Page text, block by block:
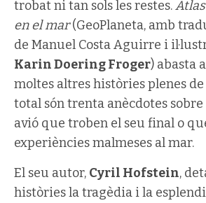
trobat ni tan sols les restes.
en el mar(GeoPlaneta, amb
de Manuel Costa Aguirre i
Karin Doering Froger) abasta
moltes altres històries plenes
total són trenta anècdotes
avió que troben el seu final o
experiències malmeses al mar.
El seu autor, Cyril Hofstein,
històries la tragèdia i la